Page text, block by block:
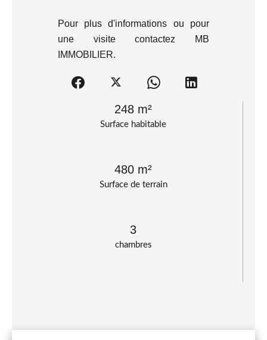
Surface habitable
248 m²
Surface de terrain
480 m²
chambres
3
Pour plus d'informations ou pour
une visite contactez MB
IMMOBILIER.